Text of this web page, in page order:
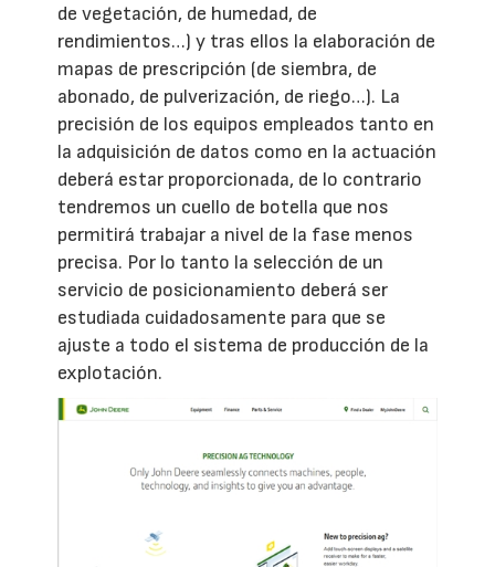
de vegetación, de humedad, de
rendimientos…) y tras ellos la elaboración de
mapas de prescripción (de siembra, de
abonado, de pulverización, de riego…). La
precisión de los equipos empleados tanto en
la adquisición de datos como en la actuación
deberá estar proporcionada, de lo contrario
tendremos un cuello de botella que nos
permitirá trabajar a nivel de la fase menos
precisa. Por lo tanto la selección de un
servicio de posicionamiento deberá ser
estudiada cuidadosamente para que se
ajuste a todo el sistema de producción de la
explotación.